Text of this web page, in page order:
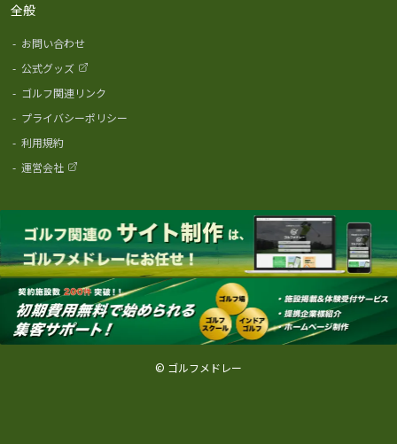
全般
- お問い合わせ
- 公式グッズ
- ゴルフ関連リンク
- プライバシーポリシー
- 利用規約
- 運営会社
© ゴルフメドレー